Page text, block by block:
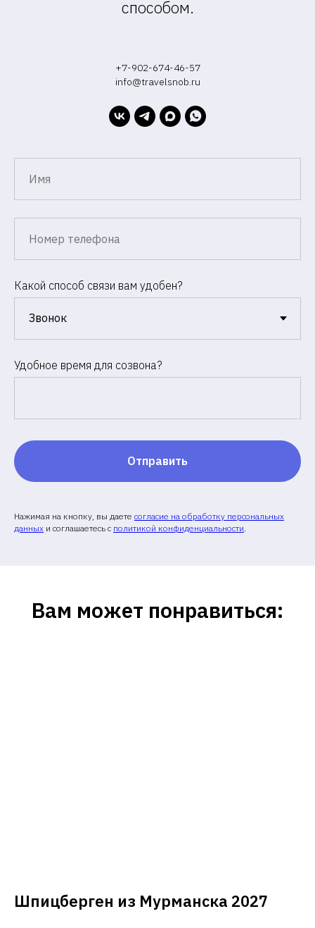
способом.
+7-902-674-46-57
info@travelsnob.ru
Какой способ связи вам удобен?
Удобное время для созвона?
Отправить
Нажимая на кнопку, вы даете согласие на обработку персональных
данных и соглашаетесь c политикой конфиденциальности.
Вам может понравиться:
Шпицберген из Мурманска 2027